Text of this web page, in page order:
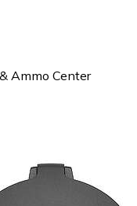
Ammo Center